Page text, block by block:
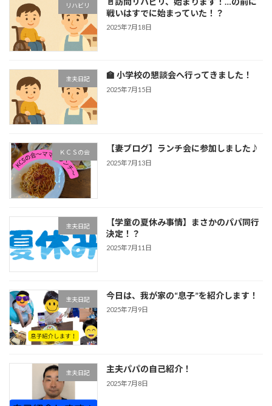
リハビリ
戦いはすでに始まっていた！？
2025年7月18日
主夫日記 🏫 小学校の懇談会へ行ってきました！
2025年7月15日
ＫＣＳの会 【妻ブログ】ランチ会に参加しました♪
2025年7月13日
主夫日記
【学童の夏休み事情】まさかのパパ同行
決定！？
2025年7月11日
主夫日記 今日は、我が家の“息子”を紹介します！
2025年7月9日
主夫日記 主夫パパの自己紹介！
2025年7月8日